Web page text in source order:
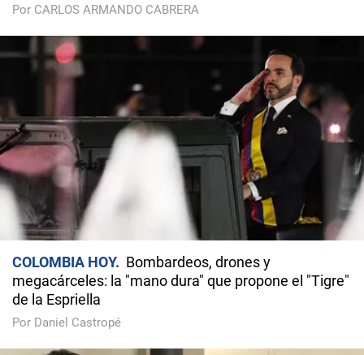
Por CARLOS ARMANDO CABRERA
COLOMBIA HOY
Bombardeos, drones y
megacárceles: la "mano dura" que propone el "Tigre"
de la Espriella
Por Daniel Castropé